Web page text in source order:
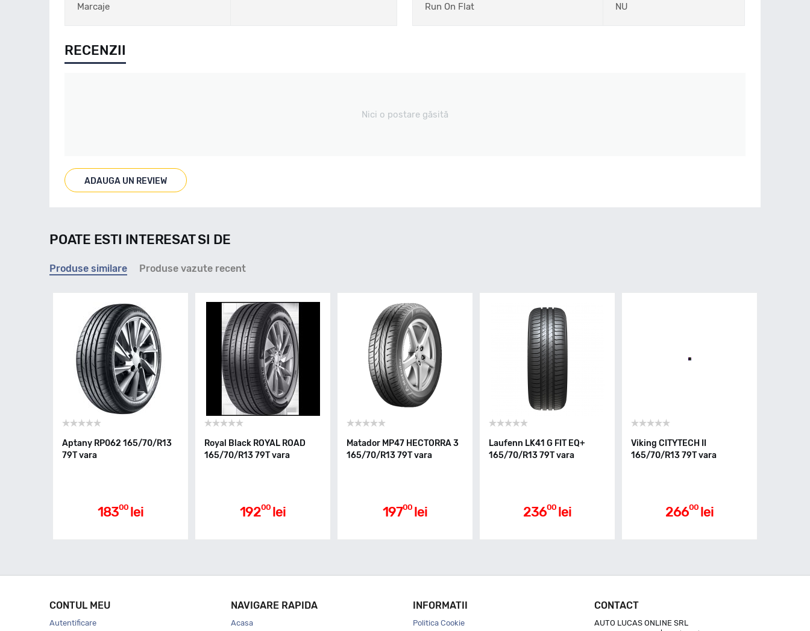
Marcaje Run On Flat NU
RECENZII
Nici o postare găsită
ADAUGA UN REVIEW
POATE ESTI INTERESAT SI DE
Produse similare Produse vazute recent
Aptany RP062 165/70/R13
79T vara
18300 lei
Royal Black ROYAL ROAD
165/70/R13 79T vara
19200 lei
Matador MP47 HECTORRA 3
165/70/R13 79T vara
19700 lei
Laufenn LK41 G FIT EQ+
165/70/R13 79T vara
23600 lei
Viking CITYTECH II
165/70/R13 79T vara
26600 lei
CONTUL MEU
Autentificare
NAVIGARE RAPIDA
Acasa
INFORMATII
Politica Cookie
CONTACT
AUTO LUCAS ONLINE SRL